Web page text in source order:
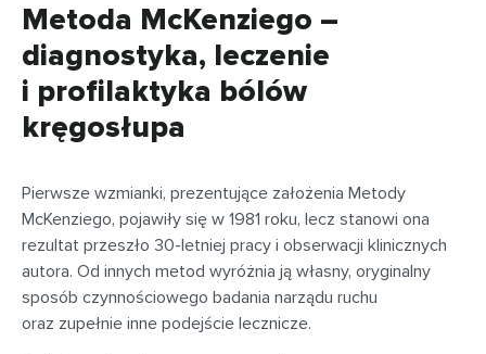
Metoda McKenziego –
diagnostyka, leczenie
i profilaktyka bólów
kręgosłupa
Pierwsze wzmianki, prezentujące założenia Metody
McKenziego, pojawiły się w 1981 roku, lecz stanowi ona
rezultat przeszło 30-letniej pracy i obserwacji klinicznych
autora. Od innych metod wyróżnia ją własny, oryginalny
sposób czynnościowego badania narządu ruchu
oraz zupełnie inne podejście lecznicze.